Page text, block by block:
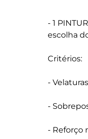
- 1
escolha
Critérios:
- Velaturas
-
- Reforço